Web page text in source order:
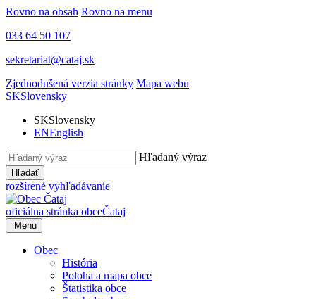
Rovno na obsah Rovno na menu
033 64 50 107
sekretariat@cataj.sk
Zjednodušená verzia stránky Mapa webu
SKSlovensky
SKSlovensky
ENEnglish
Hľadaný výraz
Hľadať
rozšírené vyhľadávanie
oficiálna stránka obceČataj
Menu
Obec
História
Poloha a mapa obce
Štatistika obce